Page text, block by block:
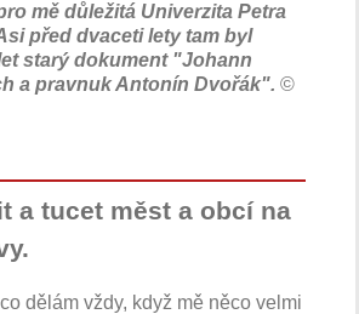
mě důležitá Univerzita Petra
před dvaceti lety tam byl
starý dokument "Johann
a pravnuk Antonín Dvořák". ©
a tucet měst a obcí na
dělám vždy, když mě něco velmi